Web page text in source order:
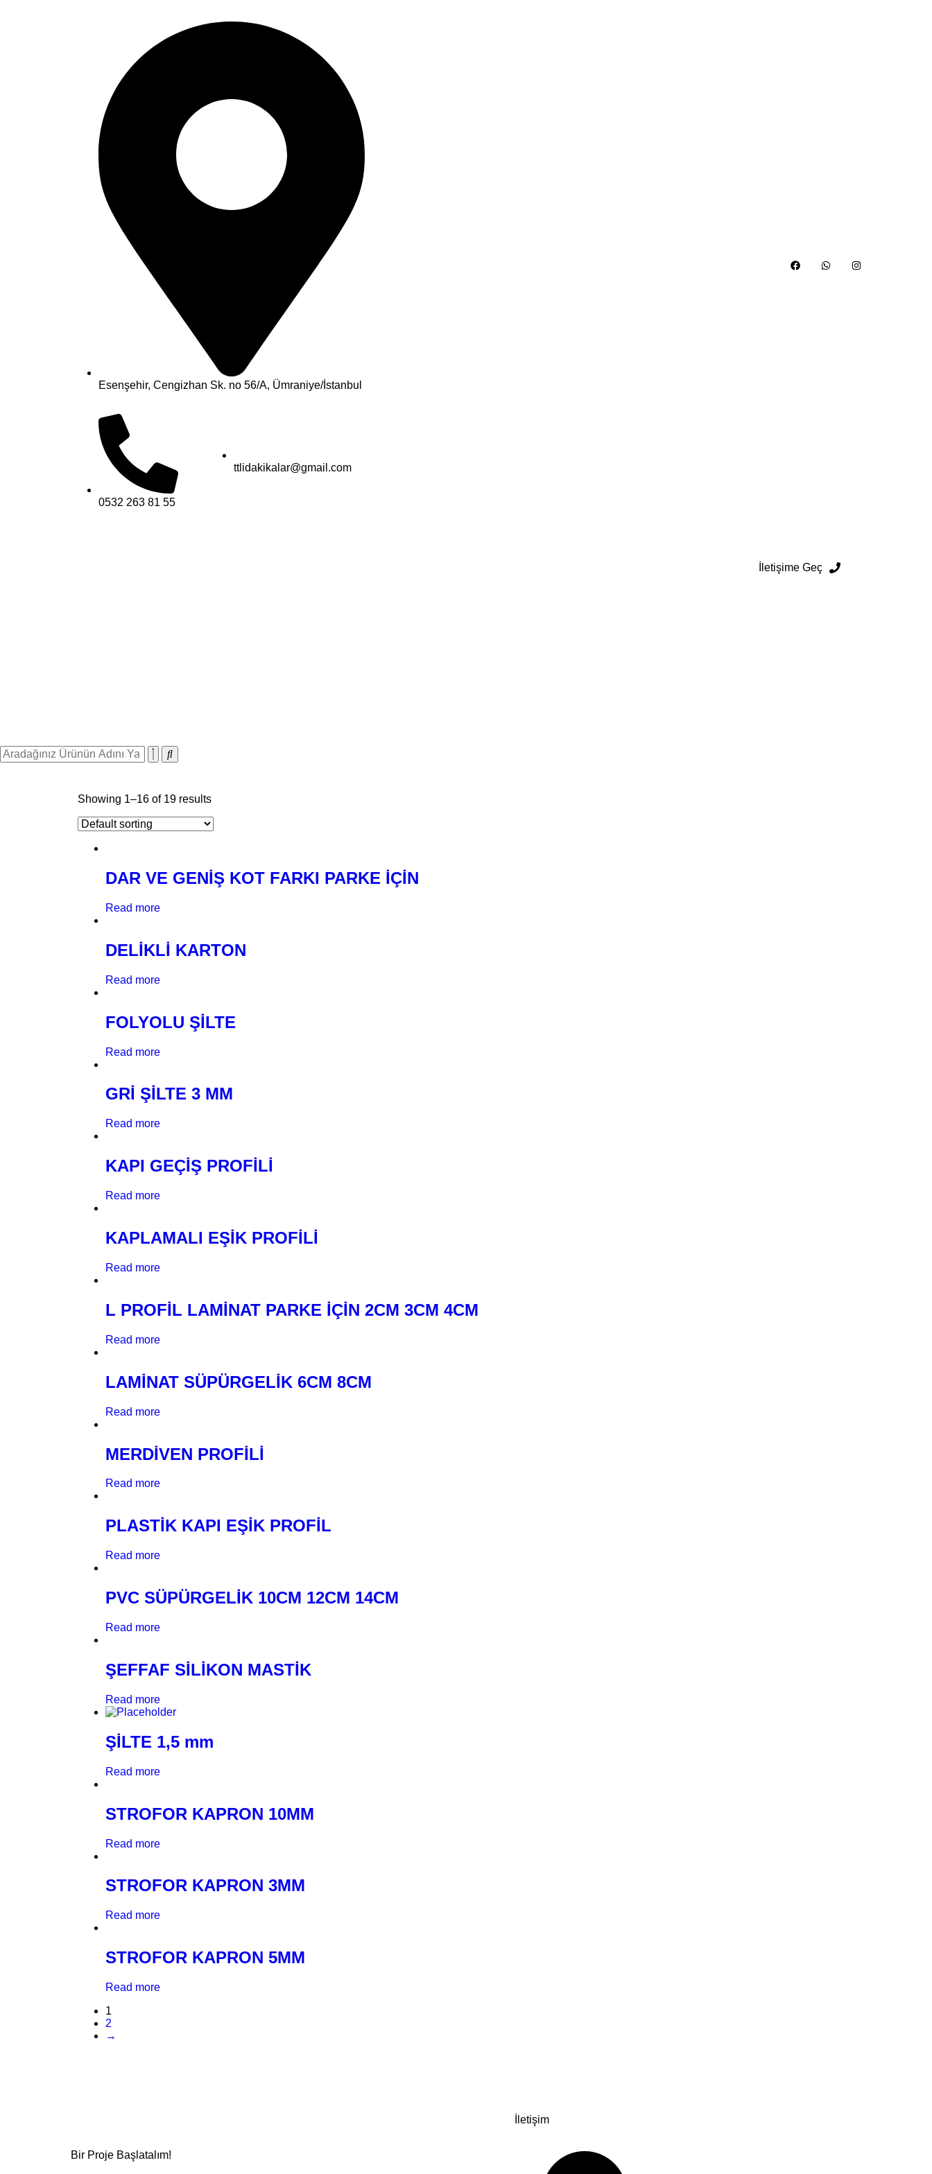
Esenşehir, Cengizhan Sk. no 56/A, Ümraniye/İstanbul
0532 263 81 55
ttlidakikalar@gmail.com
İletişime Geç
Showing 1–16 of 19 results
DAR VE GENİŞ KOT FARKI PARKE İÇİN
Read more
DELİKLİ KARTON
Read more
FOLYOLU ŞİLTE
Read more
GRİ ŞİLTE 3 MM
Read more
KAPI GEÇİŞ PROFİLİ
Read more
KAPLAMALI EŞİK PROFİLİ
Read more
L PROFİL LAMİNAT PARKE İÇİN 2CM 3CM 4CM
Read more
LAMİNAT SÜPÜRGELİK 6CM 8CM
Read more
MERDİVEN PROFİLİ
Read more
PLASTİK KAPI EŞİK PROFİL
Read more
PVC SÜPÜRGELİK 10CM 12CM 14CM
Read more
ŞEFFAF SİLİKON MASTİK
Read more
ŞİLTE 1,5 mm
Read more
STROFOR KAPRON 10MM
Read more
STROFOR KAPRON 3MM
Read more
STROFOR KAPRON 5MM
Read more
1
2
→
Bir Proje Başlatalım!
İletişim